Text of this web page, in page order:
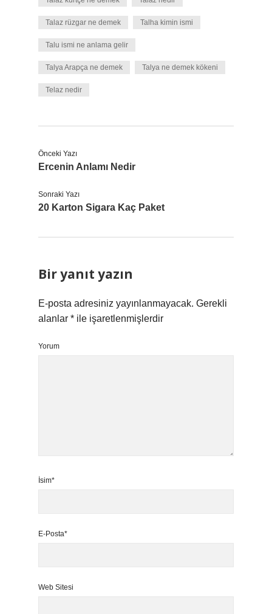
Talaz rüzgar ne demek Talha kimin ismi
Talu ismi ne anlama gelir
Talya Arapça ne demek Talya ne demek kökeni
Telaz nedir
Önceki Yazı
Ercenin Anlamı Nedir
Sonraki Yazı
20 Karton Sigara Kaç Paket
Bir yanıt yazın
E-posta adresiniz yayınlanmayacak. Gerekli
alanlar * ile işaretlenmişlerdir
Yorum
İsim*
E-Posta*
Web Sitesi